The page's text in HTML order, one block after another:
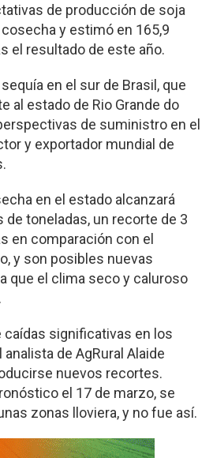
de producción de soja
y estimó en 165,9
el resultado de este año.
en el sur de Brasil, que
al estado de Rio Grande do
de suministro en el
y exportador mundial de
en el estado alcanzará
de toneladas, un recorte de 3
en comparación con el
y son posibles nuevas
que el clima seco y caluroso
significativas en los
de AgRural Alaide
nuevos recortes.
el 17 de marzo, se
zonas lloviera, y no fue así.